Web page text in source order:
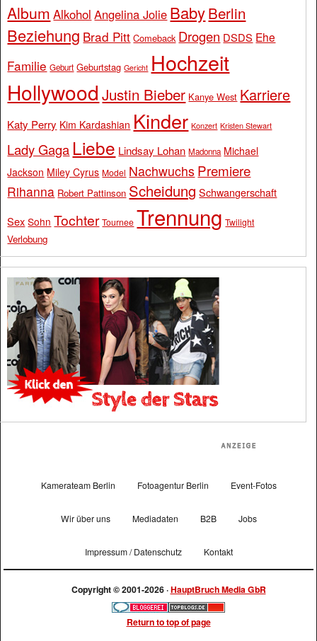
Album Alkohol Angelina Jolie BabyBerlin
Beziehung Brad Pitt Comeback Drogen DSDS Ehe
Familie Geburt Geburtstag Gericht Hochzeit
Hollywood Justin Bieber Kanye West Karriere
Katy Perry Kim Kardashian Kinder Konzert Kristen Stewart
Lady Gaga Liebe Lindsay Lohan Madonna Michael
Jackson Miley Cyrus Model Nachwuchs Premiere
Rihanna Robert Pattinson Scheidung Schwangerschaft
Sex Sohn Tochter Tournee Trennung Twilight
Verlobung
Kamerateam Berlin Fotoagentur Berlin Event-Fotos
Wir über uns Mediadaten B2B Jobs
Impressum / Datenschutz Kontakt
Copyright © 2001-2026 ·HauptBruch Media GbR
Return to top of page